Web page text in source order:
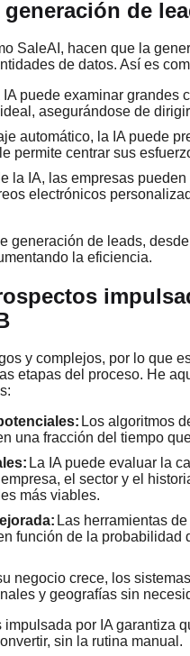
de
SaleAI, hacen que la
de datos. Así es
IA puede examinar grandes
asegurándose de
automático, la IA puede
permite centrar sus
la IA, las empresas
electrónicos
generación de leads,
la eficiencia.
y complejos, por lo que
etapas del proceso. He
Los algoritmos
una fracción del tiempo
La IA puede evaluar la
el sector y el
más viables.
Las herramientas
función de la
negocio crece, los
y geografías sin
por IA garantiza
sin la rutina manual.